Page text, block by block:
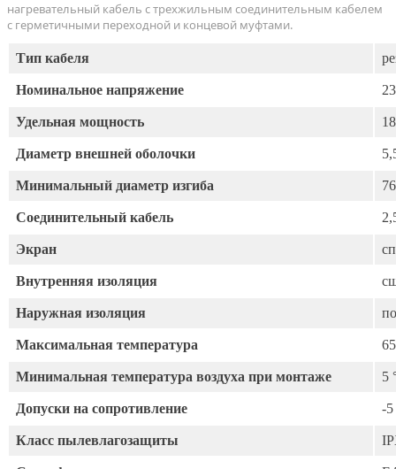
нагревательный кабель с трехжильным соединительным кабелем
с герметичными переходной и концевой муфтами.
Тип кабеля
Номинальное напряжение
Удельная мощность
Диаметр внешней оболочки
Минимальный диаметр изгиба
Соединительный кабель
Экран
Внутренняя изоляция
Наружная изоляция
Максимальная температура
Минимальная температура воздуха при монтаже 5
Допуски на сопротивление -
Класс пылевлагозащиты